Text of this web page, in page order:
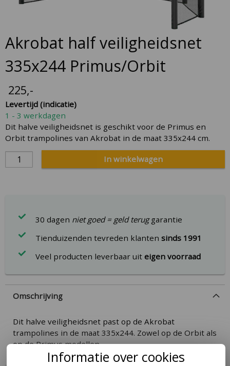
Akrobat half veiligheidsnet
335x244 Primus/Orbit
225,-
Levertijd (indicatie)
1 - 3 werkdagen
Dit halve veiligheidsnet is geschikt voor de Primus en
Orbit trampolines van Akrobat in de maat 335x244 cm.
In winkelwagen
30 dagen niet goed = geld teruggarantie
Tienduizenden tevreden klantensinds 1991
Veel producten leverbaar uiteigen voorraad
Skip
to
the
beginning
the
images
gallery
Omschrijving
Dit halve veiligheidsnet past op de Akrobat
trampolines in de maat 335x244. Zowel op de Orbit als
op de Primus modellen.
Informatie over cookies